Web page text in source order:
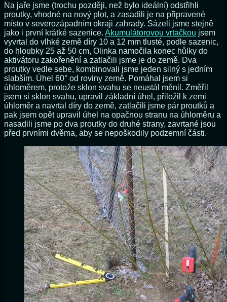
Na jaře jsme (trochu později, než bylo ideální) odstřihli
proutky, vhodné na nový plot, a zasadili je na připravené
místo v severozápadním okraji zahrady. Sázeli jsme stejně
jako i první krátké sazenice. Akumulátorovou vrtačkou jsem
vyvrtal do vlhké země díry 10 a 12 mm tlusté, podle sazenic,
do hloubky 25 až 50 cm, Olinka namočila konec hůlky do
aktivátoru zakořenění a zatlačili jsme je do země. Dva
proutky vedle sebe, kombinovali jsme jeden silný s jedním
slabším. Úhel 60° od roviny země. Pomáhal jsem si
úhloměrem, protože sklon svahu se neustál měnil. Změřil
jsem si sklon svahu, upravil základní úhel, přiložil k zemi
úhloměr a navrtal díry do země, zatlačili jsme pár proutků a
pak jsem opět upravil úhel na opačnou stranu na úhloměru a
nasadili jsme po dva proutky do druhé strany, zavrtané jsou
před prvními dvěma, aby se nepoškodily podzemní části.